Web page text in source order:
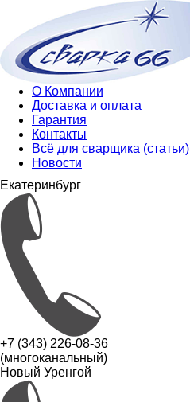
О Компании
Доставка и оплата
Гарантия
Контакты
Всё для сварщика (статьи)
Новости
Екатеринбург
+7 (343) 226-08-36
(многоканальный)
Новый Уренгой